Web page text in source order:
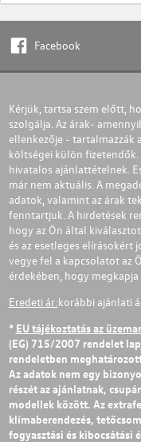
Facebook
Kérjük, tartsa szem előtt,
szolgálja. Az árak-
ellenkezője - tartalmazzák
költségei külön
hivatalos ajánlattételnek.
már nem aktuális. A
adatok, valamint az árak
fenntartjuk. A hirdetések
hogy az Ön által
és az esetleges elírásokért
vegye fel a kapcsolatot az
érdekében, hogy
Eredeti ár:korábbi ajánlati
* EU tájékoztatás az
(EG) 715/2007 rendelet
rendeletben
Az adatok nem egy
részét az ajánlatnak,
modellek között. Az
klímaberendezés,
fogyasztási és kibocsátási